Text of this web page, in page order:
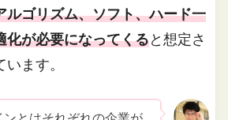
ルゴリズム、ソフト、ハード一
化が必要になってくると想定さ
ます。